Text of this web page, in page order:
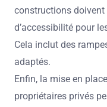
constructions doivent
d’accessibilité pour
Cela inclut des
adaptés.
Enfin, la mise en
propriétaires privés